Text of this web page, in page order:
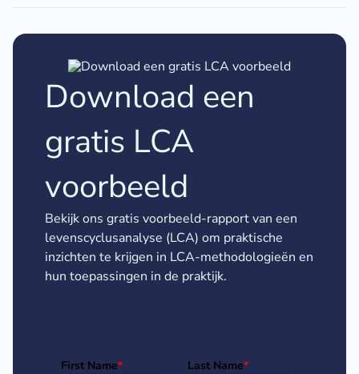
Download een
gratis LCA
voorbeeld
Bekijk ons gratis voorbeeld-rapport van een
levenscyclusanalyse (LCA) om praktische
inzichten te krijgen in LCA-methodologieën en
hun toepassingen in de praktijk.
First Name* Last Name*